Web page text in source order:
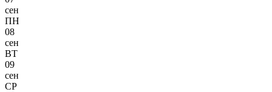
сен
ПН
08
сен
ВТ
09
сен
СР